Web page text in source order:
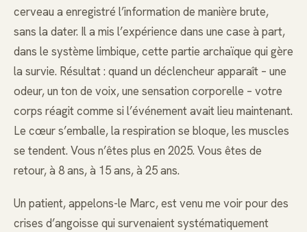
cerveau a enregistré l’information de manière brute,
sans la dater. Il a mis l’expérience dans une case à part,
dans le système limbique, cette partie archaïque qui gère
la survie. Résultat : quand un déclencheur apparaît – une
odeur, un ton de voix, une sensation corporelle – votre
corps réagit comme si l’événement avait lieu maintenant.
Le cœur s’emballe, la respiration se bloque, les muscles
se tendent. Vous n’êtes plus en 2025. Vous êtes de
retour, à 8 ans, à 15 ans, à 25 ans.
Un patient, appelons-le Marc, est venu me voir pour des
crises d’angoisse qui survenaient systématiquement